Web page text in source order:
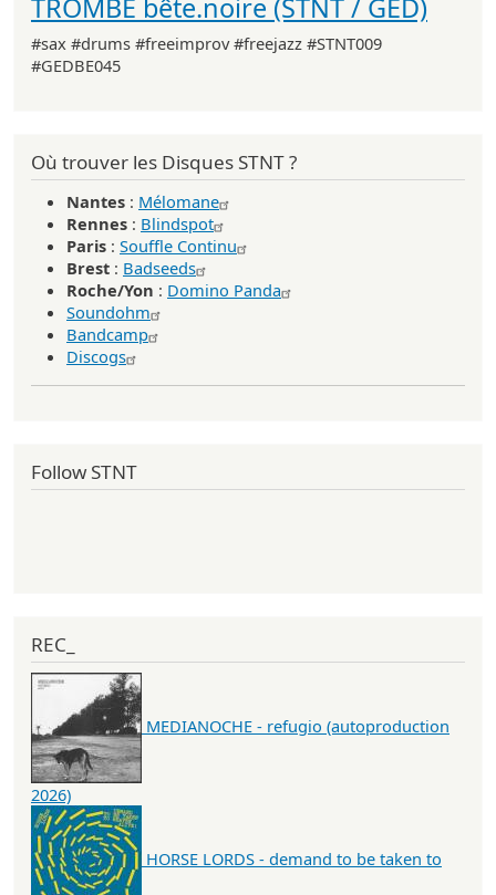
TROMBE bête.noire (STNT / GED)
#sax #drums #freeimprov #freejazz #STNT009
#GEDBE045
Où trouver les Disques STNT ?
Nantes : Mélomane
Rennes : Blindspot
Paris : Souffle Continu
Brest : Badseeds
Roche/Yon : Domino Panda
Soundohm
Bandcamp
Discogs
Follow STNT
REC_
MEDIANOCHE - refugio (autoproduction
2026)
HORSE LORDS - demand to be taken to